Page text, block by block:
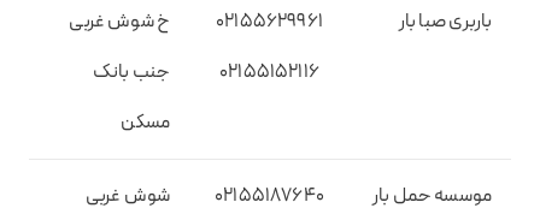
باربری صبا بار
02155629961
02155152116
خ شوش غربی
جنب بانک
مسکن
موسسه حمل بار
02155187640 شوش غربی